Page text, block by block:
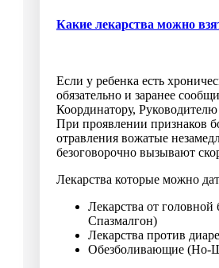
Какие лекарства можно
Если у ребенка есть
обязательно и заранее
Координатору,
При проявлении признаков
отравления вожатые
безоговорочно вызывают
Лекарства которые можно
Лекарства от
Спазмалгон)
Лекарства против
Обезболивающие (Но-